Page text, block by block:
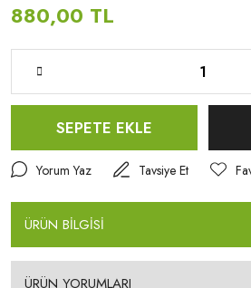
880,00 TL
SEPETE EKLE
Yorum Yaz Tavsiye Et
ÜRÜN BİLGİSİ
ÜRÜN YORUMLARI